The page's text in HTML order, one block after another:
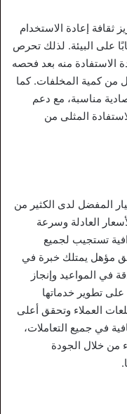
ثقافة إعادة الاستخدام
على البيئة. لذلك تحرص
الاستفادة منه بعد فحصه
من كمية المخلفات. كما
مناسبة، مع دعم
المثلى من
المفضل لدى الكثير من
العادلة وسرعة
تستجيب لجميع
مؤهل يمتلك خبرة في
في المواعيد وإنجاز
تطوير خدماتها
العملاء وتحقق أعلى
في جميع التعاملات،
من خلال الجودة